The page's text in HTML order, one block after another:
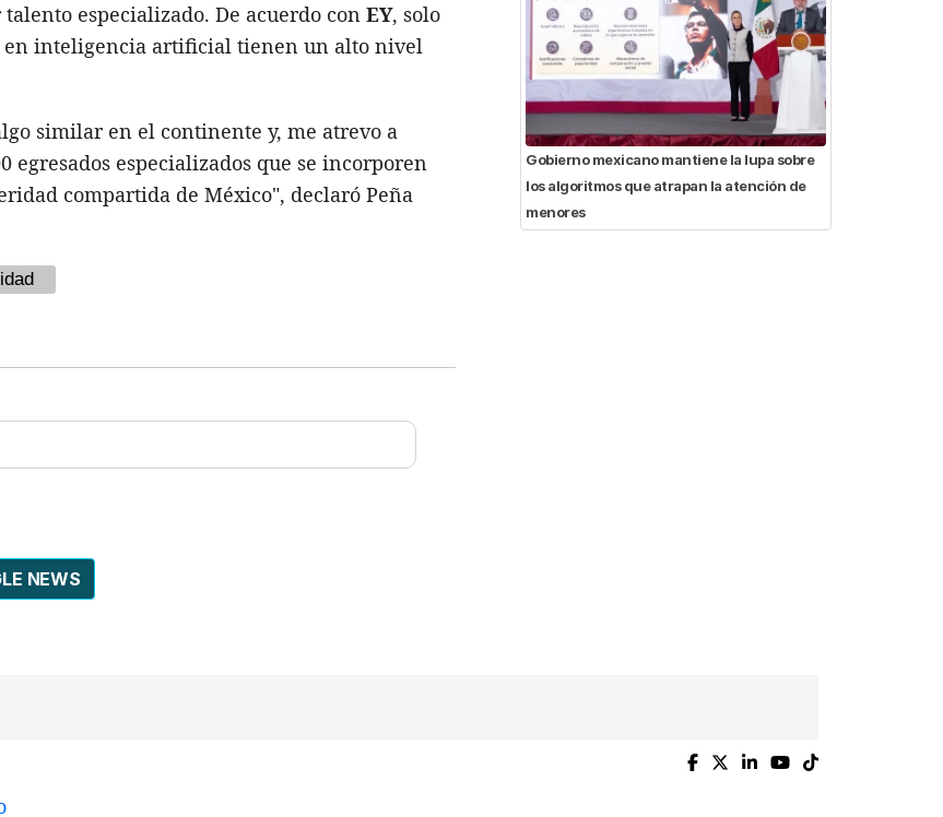
especializado. De acuerdo con EY, solo
en inteligencia artificial tienen un alto nivel
similar en el continente y, me atrevo a
egresados especializados que se incorporen
compartida de México", declaró Peña
NEWS
Gobierno mexicano mantiene la lupa sobre
los algoritmos que atrapan la atención de
menores